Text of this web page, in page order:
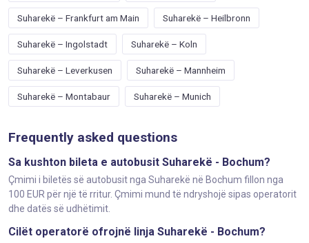
Suharekë – Frankfurt am Main Suharekë – Heilbronn
Suharekë – Ingolstadt Suharekë – Koln
Suharekë – Leverkusen Suharekë – Mannheim
Suharekë – Montabaur Suharekë – Munich
Frequently asked questions
Sa kushton bileta e autobusit Suharekë - Bochum?
Çmimi i biletës së autobusit nga Suharekë në Bochum fillon nga
100 EUR për një të rritur. Çmimi mund të ndryshojë sipas operatorit
dhe datës së udhëtimit.
Cilët operatorë ofrojnë linja Suharekë - Bochum?